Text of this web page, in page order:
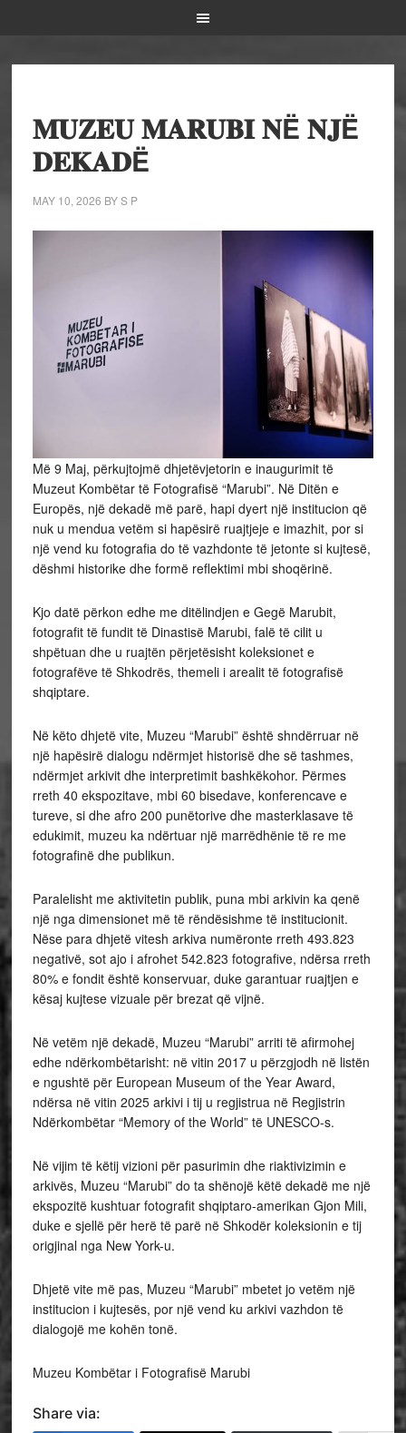
𝐌𝐔𝐙𝐄𝐔 𝐌𝐀𝐑𝐔𝐁𝐈 𝐍Ë 𝐍𝐉Ë
𝐃𝐄𝐊𝐀𝐃Ë
MAY 10, 2026 BYS P
Më 9 Maj, përkujtojmë dhjetëvjetorin e inaugurimit të
Muzeut Kombëtar të Fotografisë “Marubi”. Në Ditën e
Europës, një dekadë më parë, hapi dyert një institucion që
nuk u mendua vetëm si hapësirë ruajtjeje e imazhit, por si
një vend ku fotografia do të vazhdonte të jetonte si kujtesë,
dëshmi historike dhe formë reflektimi mbi shoqërinë.
Kjo datë përkon edhe me ditëlindjen e Gegë Marubit,
fotografit të fundit të Dinastisë Marubi, falë të cilit u
shpëtuan dhe u ruajtën përjetësisht koleksionet e
fotografëve të Shkodrës, themeli i arealit të fotografisë
shqiptare.
Në këto dhjetë vite, Muzeu “Marubi” është shndërruar në
një hapësirë dialogu ndërmjet historisë dhe së tashmes,
ndërmjet arkivit dhe interpretimit bashkëkohor. Përmes
rreth 40 ekspozitave, mbi 60 bisedave, konferencave e
tureve, si dhe afro 200 punëtorive dhe masterklasave të
edukimit, muzeu ka ndërtuar një marrëdhënie të re me
fotografinë dhe publikun.
Paralelisht me aktivitetin publik, puna mbi arkivin ka qenë
një nga dimensionet më të rëndësishme të institucionit.
Nëse para dhjetë vitesh arkiva numëronte rreth 493.823
negativë, sot ajo i afrohet 542.823 fotografive, ndërsa rreth
80% e fondit është konservuar, duke garantuar ruajtjen e
kësaj kujtese vizuale për brezat që vijnë.
Në vetëm një dekadë, Muzeu “Marubi” arriti të afirmohej
edhe ndërkombëtarisht: në vitin 2017 u përzgjodh në listën
e ngushtë për European Museum of the Year Award,
ndërsa në vitin 2025 arkivi i tij u regjistrua në Regjistrin
Ndërkombëtar “Memory of the World” të UNESCO-s.
Në vijim të këtij vizioni për pasurimin dhe riaktivizimin e
arkivës, Muzeu “Marubi” do ta shënojë këtë dekadë me një
ekspozitë kushtuar fotografit shqiptaro-amerikan Gjon Mili,
duke e sjellë për herë të parë në Shkodër koleksionin e tij
origjinal nga New York-u.
Dhjetë vite më pas, Muzeu “Marubi” mbetet jo vetëm një
institucion i kujtesës, por një vend ku arkivi vazhdon të
dialogojë me kohën tonë.
Muzeu Kombëtar i Fotografisë Marubi
Share via: